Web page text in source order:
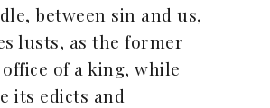
between sin and us,
lusts, as the former
of a king, while
its edicts and